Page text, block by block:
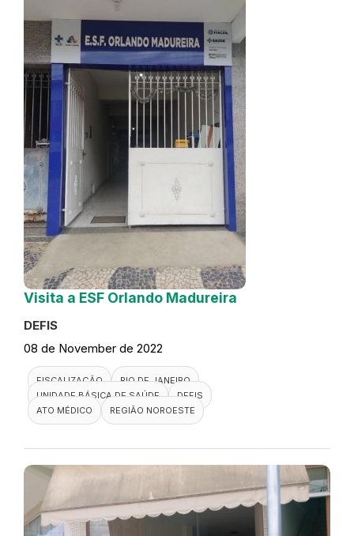
Visita a ESF Orlando Madureira
DEFIS
08 de November de 2022
FISCALIZAÇÃO
RIO DE JANEIRO
UNIDADE BÁSICA DE SAÚDE
DEFIS
ATO MÉDICO
REGIÃO NOROESTE